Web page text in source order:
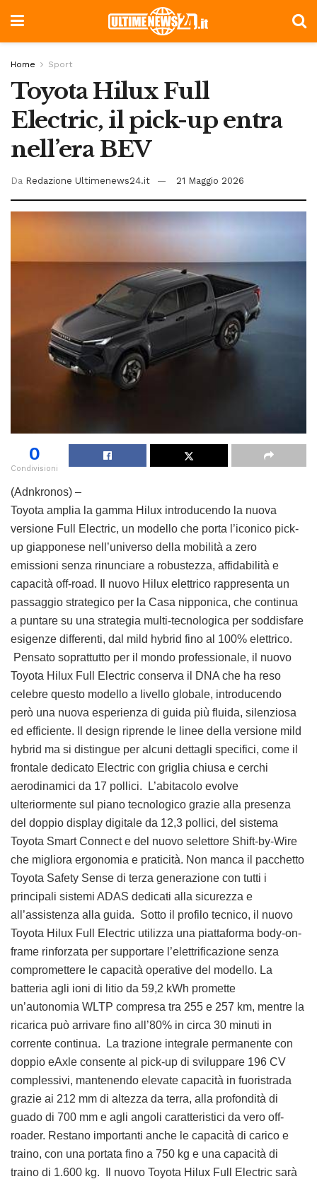
Home Sport
Toyota Hilux Full
Electric, il pick-up entra
nell’era BEV
Da Redazione Ultimenews24.it 21 Maggio 2026
0
Condivisioni
(Adnkronos) –
Toyota amplia la gamma Hilux introducendo la nuova
versione Full Electric, un modello che porta l’iconico pick-
up giapponese nell’universo della mobilità a zero
emissioni senza rinunciare a robustezza, affidabilità e
capacità off-road. Il nuovo Hilux elettrico rappresenta un
passaggio strategico per la Casa nipponica, che continua
a puntare su una strategia multi-tecnologica per soddisfare
esigenze differenti, dal mild hybrid fino al 100% elettrico.
Pensato soprattutto per il mondo professionale, il nuovo
Toyota Hilux Full Electric conserva il DNA che ha reso
celebre questo modello a livello globale, introducendo
però una nuova esperienza di guida più fluida, silenziosa
ed efficiente. Il design riprende le linee della versione mild
hybrid ma si distingue per alcuni dettagli specifici, come il
frontale dedicato Electric con griglia chiusa e cerchi
aerodinamici da 17 pollici. L’abitacolo evolve
ulteriormente sul piano tecnologico grazie alla presenza
del doppio display digitale da 12,3 pollici, del sistema
Toyota Smart Connect e del nuovo selettore Shift-by-Wire
che migliora ergonomia e praticità. Non manca il pacchetto
Toyota Safety Sense di terza generazione con tutti i
principali sistemi ADAS dedicati alla sicurezza e
all’assistenza alla guida. Sotto il profilo tecnico, il nuovo
Toyota Hilux Full Electric utilizza una piattaforma body-on-
frame rinforzata per supportare l’elettrificazione senza
compromettere le capacità operative del modello. La
batteria agli ioni di litio da 59,2 kWh promette
un’autonomia WLTP compresa tra 255 e 257 km, mentre la
ricarica può arrivare fino all’80% in circa 30 minuti in
corrente continua. La trazione integrale permanente con
doppio eAxle consente al pick-up di sviluppare 196 CV
complessivi, mantenendo elevate capacità in fuoristrada
grazie ai 212 mm di altezza da terra, alla profondità di
guado di 700 mm e agli angoli caratteristici da vero off-
roader. Restano importanti anche le capacità di carico e
traino, con una portata fino a 750 kg e una capacità di
traino di 1.600 kg. Il nuovo Toyota Hilux Full Electric sarà